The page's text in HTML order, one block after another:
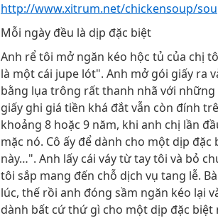
http://www.xitrum.net/chickensoup/
Mỗi ngày đều là dịp đặc biệt
Anh rể tôi mở ngăn kéo hộc tủ của chị
là một cái jupe lót". Anh mở gói giấy ra
bằng lụa trông rất thanh nhã với
giấy ghi giá tiền khá đắt vẫn còn đính
khoảng 8 hoặc 9 năm, khi anh chị lần
mặc nó. Cô ấy để dành cho một dịp
này…". Anh lấy cái váy từ tay tôi và bỏ
tôi sắp mang đến chỗ dịch vụ tang lễ.
lúc, thế rồi anh đóng sầm ngăn kéo lại
dành bất cứ thứ gì cho một dịp đặc biệt